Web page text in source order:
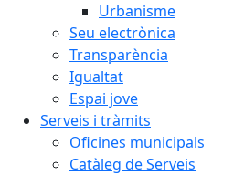
Urbanisme
Seu electrònica
Transparència
Igualtat
Espai jove
Serveis i tràmits
Oficines municipals
Catàleg de Serveis